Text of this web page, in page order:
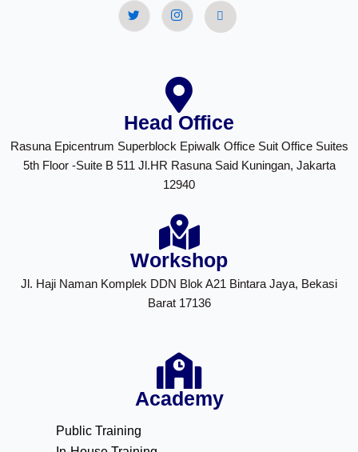
Head Office
Rasuna Epicentrum Superblock Epiwalk Office Suit Office Suites
5th Floor -Suite B 511 Jl.HR Rasuna Said Kuningan, Jakarta
12940
Workshop
Jl. Haji Naman Komplek DDN Blok A21 Bintara Jaya, Bekasi
Barat 17136
Academy
Public Training